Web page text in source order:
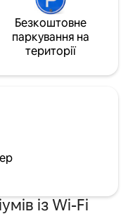
Безкоштовне
паркування на
території
із Wi-Fi